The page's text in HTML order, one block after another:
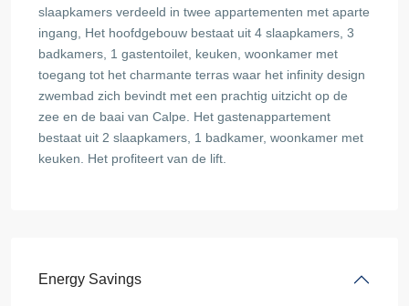
slaapkamers verdeeld in twee appartementen met aparte
ingang, Het hoofdgebouw bestaat uit 4 slaapkamers, 3
badkamers, 1 gastentoilet, keuken, woonkamer met
toegang tot het charmante terras waar het infinity design
zwembad zich bevindt met een prachtig uitzicht op de
zee en de baai van Calpe. Het gastenappartement
bestaat uit 2 slaapkamers, 1 badkamer, woonkamer met
keuken. Het profiteert van de lift.
Energy Savings